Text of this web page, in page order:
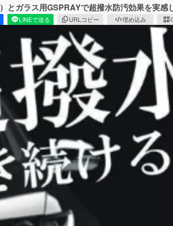
とガラス用GSPRAYで超撥水防汚効果を実感
LINEで送る URLコピー 埋め込み